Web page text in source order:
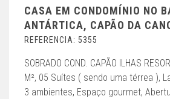
CASA EM CONDOMÍNIO NO
ANTÁRTICA, CAPÃO DA
REFERENCIA: 5355
SOBRADO COND. CAPÃO ILHAS
M², 05 Suítes ( sendo uma térrea ),
3 ambientes, Espaço gourmet,